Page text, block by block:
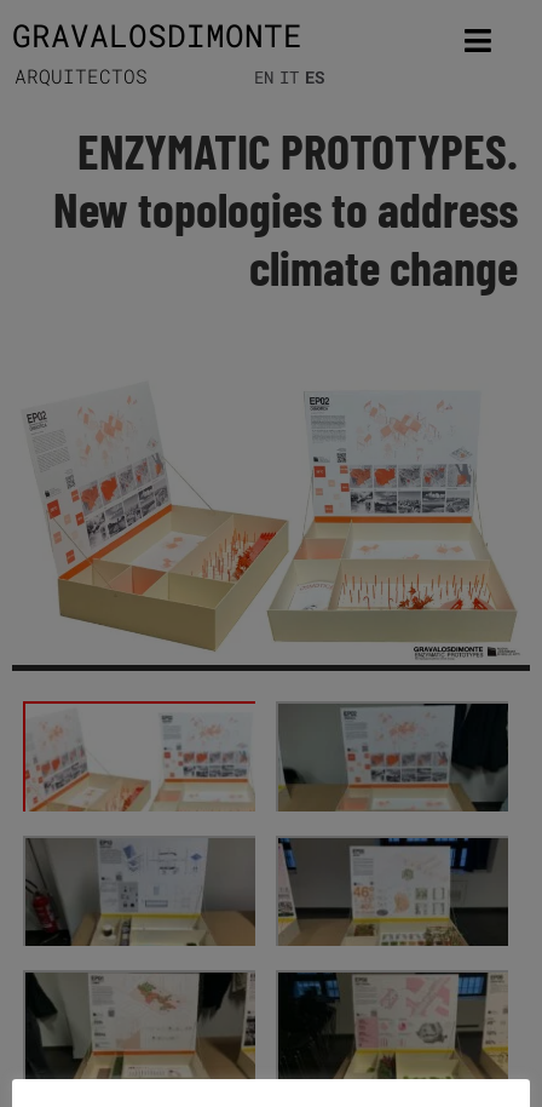
GRAVALOSDIMONTE
ARQUITECTOS EN IT ES
ENZYMATIC PROTOTYPES.
New topologies to address
climate change